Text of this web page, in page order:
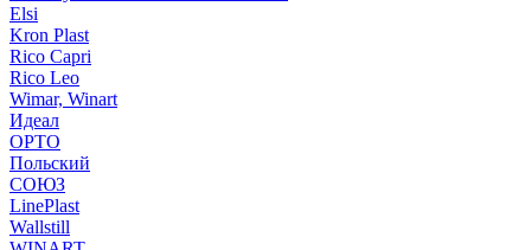
Elsi
Kron Plast
Rico Capri
Rico Leo
Wimar, Winart
Идеал
ОРТО
Польский
СОЮЗ
LinePlast
Wallstill